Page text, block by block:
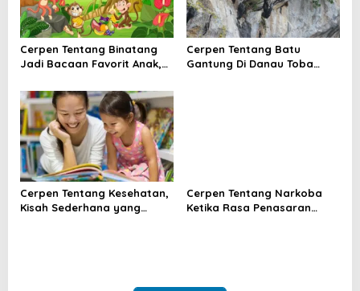
Cerpen Tentang Binatang
Jadi Bacaan Favorit Anak,
Cerpen Tentang Batu
Gantung Di Danau Toba
Cerpen Tentang Kesehatan,
Kisah Sederhana yang
Cerpen Tentang Narkoba
Ketika Rasa Penasaran